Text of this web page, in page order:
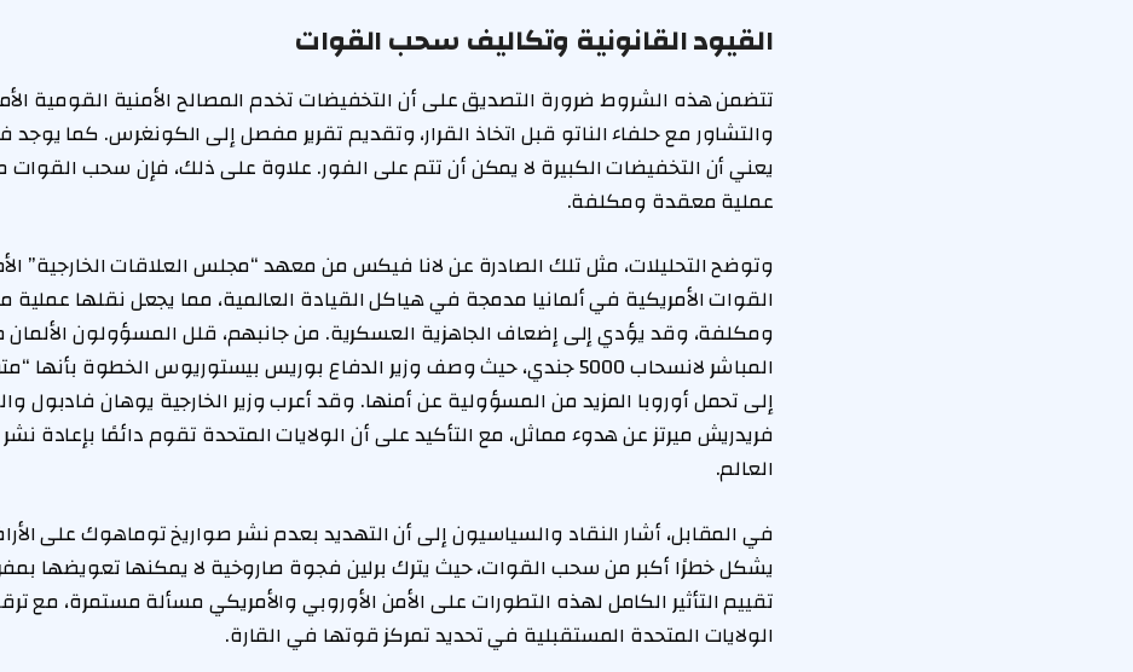
القيود القانونية وتكاليف سحب القوات
تتضمن هذه الشروط ضرورة التصديق على أن التخفيضات تخدم المصالح الأمنية القومية
والتشاور مع حلفاء الناتو قبل اتخاذ القرار، وتقديم تقرير مفصل إلى الكونغرس. كما يوجد
يعني أن التخفيضات الكبيرة لا يمكن أن تتم على الفور. علاوة على ذلك، فإن سحب القوات
عملية معقدة ومكلفة.
وتوضح التحليلات، مثل تلك الصادرة عن لانا فيكس من معهد “مجلس العلاقات الخارجية”
القوات الأمريكية في ألمانيا مدمجة في هياكل القيادة العالمية، مما يجعل نقلها
ومكلفة، وقد يؤدي إلى إضعاف الجاهزية العسكرية. من جانبهم، قلل المسؤولون الألمان
المباشر لانسحاب 5000 جندي، حيث وصف وزير الدفاع بوريس بيستوريوس الخطوة
إلى تحمل أوروبا المزيد من المسؤولية عن أمنها. وقد أعرب وزير الخارجية يوهان فادبول
فريدريش ميرتز عن هدوء مماثل، مع التأكيد على أن الولايات المتحدة تقوم دائمًا بإعادة
العالم.
في المقابل، أشار النقاد والسياسيون إلى أن التهديد بعدم نشر صواريخ توماهوك على
يشكل خطرًا أكبر من سحب القوات، حيث يترك برلين فجوة صاروخية لا يمكنها تعويضها
تقييم التأثير الكامل لهذه التطورات على الأمن الأوروبي والأمريكي مسألة مستمرة، مع
الولايات المتحدة المستقبلية في تحديد تمركز قوتها في القارة.